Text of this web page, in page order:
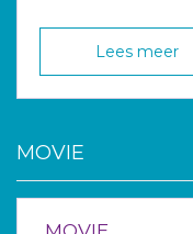
Lees meer
MOVIE